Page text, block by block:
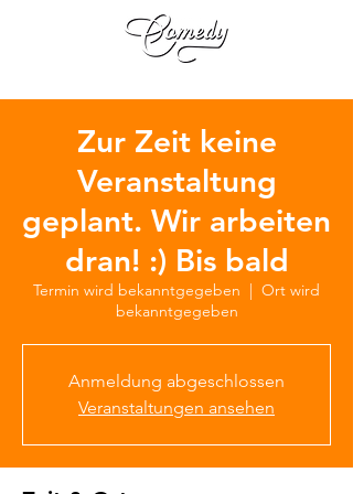
Zur Zeit keine
Veranstaltung
geplant. Wir arbeiten
dran! :) Bis bald
Termin wird bekanntgegeben
  |
Ort wird
bekanntgegeben
Anmeldung abgeschlossen
Veranstaltungen ansehen